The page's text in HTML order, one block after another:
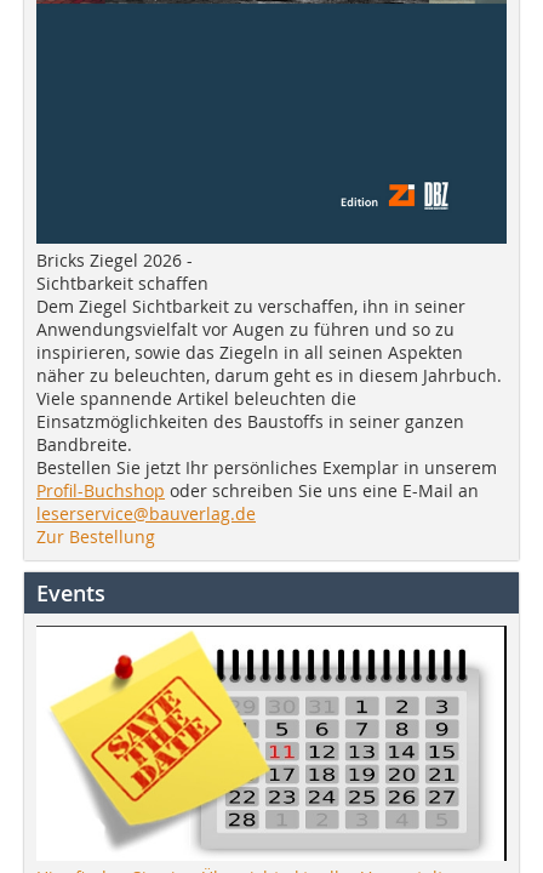
Bricks Ziegel 2026 -
Sichtbarkeit schaffen
Dem Ziegel Sichtbarkeit zu verschaffen, ihn in seiner
Anwendungsvielfalt vor Augen zu führen und so zu
inspirieren, sowie das Ziegeln in all seinen Aspekten
näher zu beleuchten, darum geht es in diesem Jahrbuch.
Viele spannende Artikel beleuchten die
Einsatzmöglichkeiten des Baustoffs in seiner ganzen
Bandbreite.
Bestellen Sie jetzt Ihr persönliches Exemplar in unserem
Profil-Buchshop oder schreiben Sie uns eine E-Mail an
leserservice@bauverlag.de
Zur Bestellung
Events